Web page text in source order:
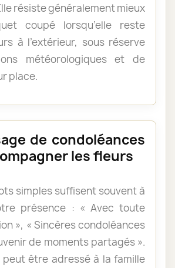
résiste généralement mieux
coupé lorsqu’elle reste
à l’extérieur, sous réserve
météorologiques et de
place.
de condoléances
les fleurs
simples suffisent souvent à
présence : « Avec toute
», « Sincères condoléances
de moments partagés ».
peut être adressé à la famille